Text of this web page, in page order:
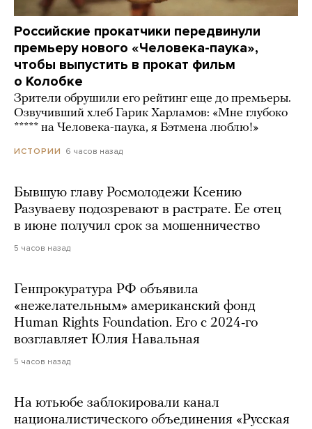
Российские прокатчики передвинули
премьеру нового «Человека-паука»,
чтобы выпустить в прокат фильм
о Колобке
Зрители обрушили его рейтинг еще до премьеры.
Озвучивший хлеб Гарик Харламов: «Мне глубоко
***** на Человека-паука, я Бэтмена люблю!»
ИСТОРИИ 6 часов назад
Бывшую главу Росмолодежи Ксению
Разуваеву подозревают в растрате. Ее отец
в июне получил срок за мошенничество
5 часов назад
Генпрокуратура РФ объявила
«нежелательным» американский фонд
Human Rights Foundation. Его с 2024-го
возглавляет Юлия Навальная
5 часов назад
На ютьюбе заблокировали канал
националистического объединения «Русская